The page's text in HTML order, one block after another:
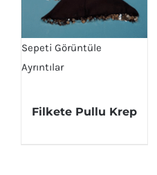
Sepeti Görüntüle
Ayrıntılar
Filkete Pullu Krep